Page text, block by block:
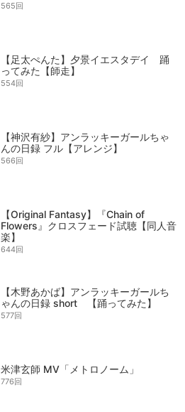
565回
【足太ぺんた】夕景イエスタデイ 踊
ってみた【師走】
554回
【神沢有紗】アンラッキーガールちゃ
んの日録 フル【アレンジ】
566回
【Original Fantasy】『Chain of
Flowers』クロスフェード試聴【同人音
楽】
644回
【木野あかば】アンラッキーガールち
ゃんの日録 short 【踊ってみた】
577回
米津玄師 MV「メトロノーム」
776回